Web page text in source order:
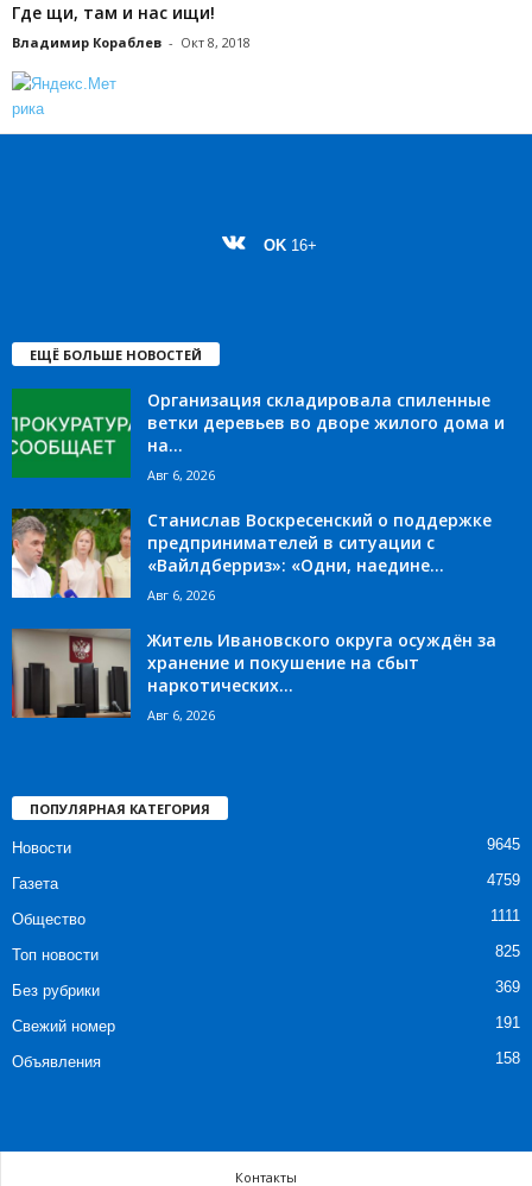
Где щи, там и нас ищи!
Владимир Кораблев - Окт 8, 2018
OK 16+
ЕЩЁ БОЛЬШЕ НОВОСТЕЙ
Организация складировала спиленные
ветки деревьев во дворе жилого дома и
на...
Авг 6, 2026
Станислав Воскресенский о поддержке
предпринимателей в ситуации с
«Вайлдберриз»: «Одни, наедине...
Авг 6, 2026
Житель Ивановского округа осуждён за
хранение и покушение на сбыт
наркотических...
Авг 6, 2026
ПОПУЛЯРНАЯ КАТЕГОРИЯ
Новости 9645
Газета 4759
Общество 1111
Топ новости 825
Без рубрики 369
Свежий номер 191
Объявления 158
Контакты